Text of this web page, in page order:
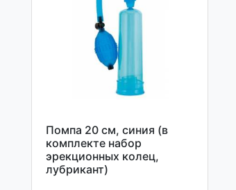
Помпа 20 см, синия (в
комплекте набор
эрекционных колец,
лубрикант)